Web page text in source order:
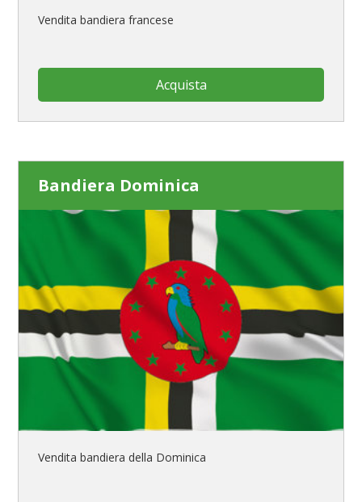
Vendita bandiera francese
Acquista
Bandiera Dominica
Vendita bandiera della Dominica